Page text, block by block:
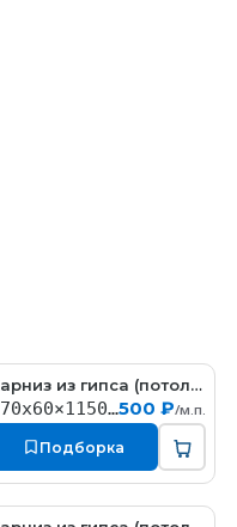
КT323Карниз из гипса (потолочный плинтус) (h70x60мм)
h70x60×1150мм500 ₽/м.п.
Подборка